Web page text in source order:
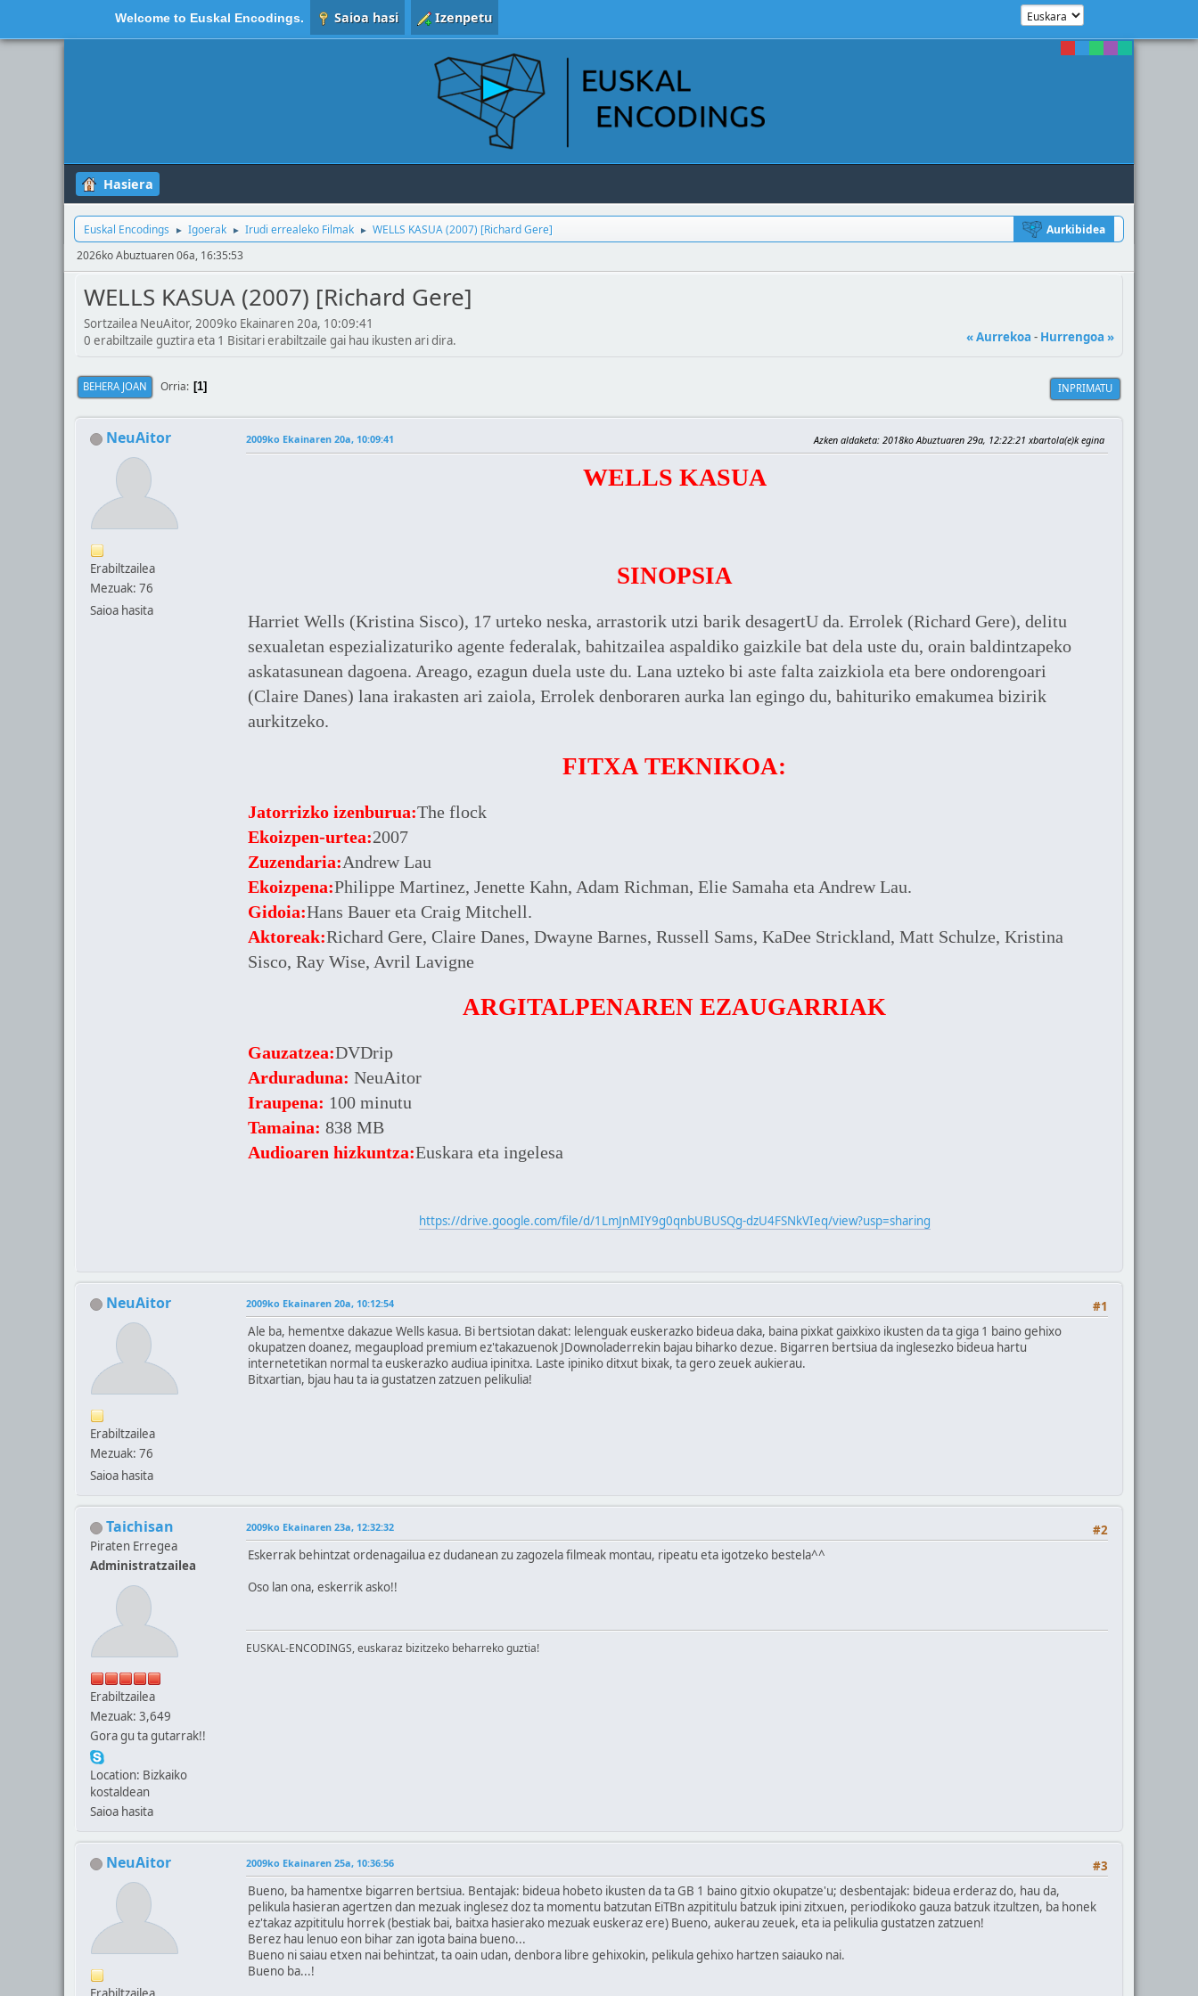
Welcome to Euskal Encodings. Saioa hasi Izenpetu
Hasiera
Euskal Encodings ► Igoerak ► Irudi errealeko Filmak ► WELLS KASUA (2007) [Richard Gere]
Aurkibidea
2026ko Abuztuaren 06a, 16:35:53
WELLS KASUA (2007) [Richard Gere]
Sortzailea NeuAitor, 2009ko Ekainaren 20a, 10:09:41
« Aurrekoa - Hurrengoa »
0 erabiltzaile guztira eta 1 Bisitari erabiltzaile gai hau ikusten ari dira.
INPRIMATU
BEHERA JOAN Orria 1
NeuAitor
Erabiltzailea
Mezuak: 76
Saioa hasita
2009ko Ekainaren 20a, 10:09:41 Azken aldaketa: 2018ko Abuztuaren 29a, 12:22:21 xbartola(e)k egina
WELLS KASUA
SINOPSIA
Harriet Wells (Kristina Sisco), 17 urteko neska, arrastorik utzi barik desagertU da. Errolek (Richard Gere), delitu
sexualetan espezializaturiko agente federalak, bahitzailea aspaldiko gaizkile bat dela uste du, orain baldintzapeko
askatasunean dagoena. Areago, ezagun duela uste du. Lana uzteko bi aste falta zaizkiola eta bere ondorengoari
(Claire Danes) lana irakasten ari zaiola, Errolek denboraren aurka lan egingo du, bahituriko emakumea bizirik
aurkitzeko.
FITXA TEKNIKOA:
Jatorrizko izenburua:The flock
Ekoizpen-urtea:2007
Zuzendaria:Andrew Lau
Ekoizpena:Philippe Martinez, Jenette Kahn, Adam Richman, Elie Samaha eta Andrew Lau.
Gidoia:Hans Bauer eta Craig Mitchell.
Aktoreak:Richard Gere, Claire Danes, Dwayne Barnes, Russell Sams, KaDee Strickland, Matt Schulze, Kristina
Sisco, Ray Wise, Avril Lavigne
ARGITALPENAREN EZAUGARRIAK
Gauzatzea:DVDrip
Arduraduna: NeuAitor
Iraupena: 100 minutu
Tamaina: 838 MB
Audioaren hizkuntza:Euskara eta ingelesa
https://drive.google.com/file/d/1LmJnMIY9g0qnbUBUSQg-dzU4FSNkVIeq/view?usp=sharing
NeuAitor
Erabiltzailea
Mezuak: 76
Saioa hasita
#1
2009ko Ekainaren 20a, 10:12:54
Ale ba, hementxe dakazue Wells kasua. Bi bertsiotan dakat: lelenguak euskerazko bideua daka, baina pixkat gaixkixo ikusten da ta giga 1 baino gehixo
okupatzen doanez, megaupload premium ez'takazuenok JDownoladerrekin bajau biharko dezue. Bigarren bertsiua da inglesezko bideua hartu
internetetikan normal ta euskerazko audiua ipinitxa. Laste ipiniko ditxut bixak, ta gero zeuek aukierau.
Bitxartian, bjau hau ta ia gustatzen zatzuen pelikulia!
Taichisan
Piraten Erregea
Administratzailea
Erabiltzailea
Mezuak: 3,649
Gora gu ta gutarrak!!
Location: Bizkaiko
kostaldean
Saioa hasita
#2
2009ko Ekainaren 23a, 12:32:32
Eskerrak behintzat ordenagailua ez dudanean zu zagozela filmeak montau, ripeatu eta igotzeko bestela^^
Oso lan ona, eskerrik asko!!
EUSKAL-ENCODINGS, euskaraz bizitzeko beharreko guztia!
NeuAitor #3
2009ko Ekainaren 25a, 10:36:56
Bueno, ba hamentxe bigarren bertsiua. Bentajak: bideua hobeto ikusten da ta GB 1 baino gitxio okupatze'u; desbentajak: bideua erderaz do, hau da,
pelikula hasieran agertzen dan mezuak inglesez doz ta momentu batzutan EiTBn azpititulu batzuk ipini zitxuen, periodikoko gauza batzuk itzultzen, ba honek
ez'takaz azpititulu horrek (bestiak bai, baitxa hasierako mezuak euskeraz ere) Bueno, aukerau zeuek, eta ia pelikulia gustatzen zatzuen!
Berez hau lenuo eon bihar zan igota baina bueno...
Bueno ni saiau etxen nai behintzat, ta oain udan, denbora libre gehixokin, pelikula gehixo hartzen saiauko nai.
Bueno ba...!